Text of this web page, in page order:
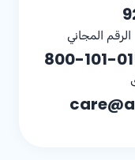
الرقم المجاني
800-101-